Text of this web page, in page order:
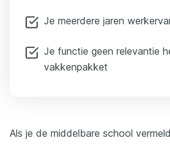
Je meerdere jaren
Je functie geen relevantie
vakkenpakket
Als je de middelbare school